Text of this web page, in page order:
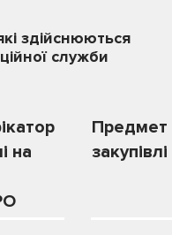
здійснюються
служби
на
Предмет
закупівлі